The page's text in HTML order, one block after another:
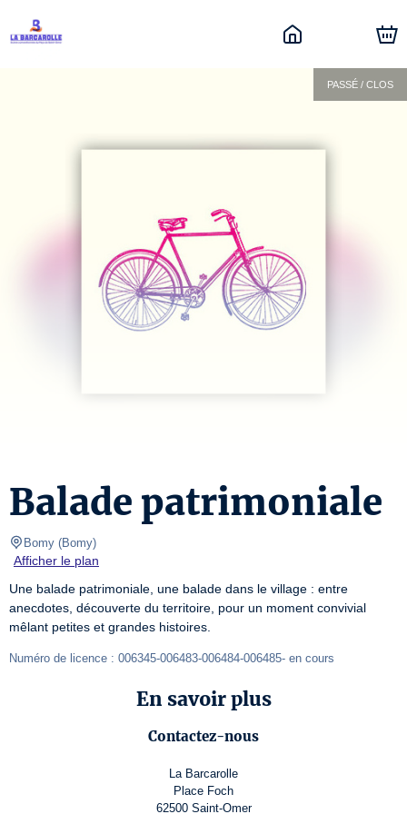
PASSÉ / CLOS
Balade patrimoniale
Bomy (Bomy)
Afficher le plan
Une balade patrimoniale, une balade dans le village : entre
anecdotes, découverte du territoire, pour un moment convivial
mêlant petites et grandes histoires.
Numéro de licence : 006345-006483-006484-006485- en cours
En savoir plus
Contactez-nous
La Barcarolle
Place Foch
62500 Saint-Omer